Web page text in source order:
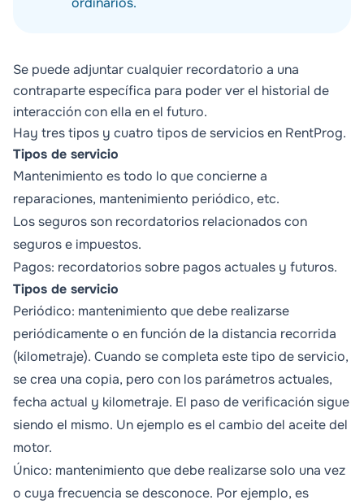
Se puede adjuntar cualquier recordatorio a una
contraparte específica para poder ver el historial de
interacción con ella en el futuro.
Hay tres tipos y cuatro tipos de servicios en RentProg.
Tipos de servicio
Mantenimiento es todo lo que concierne a
reparaciones, mantenimiento periódico, etc.
Los seguros son recordatorios relacionados con
seguros e impuestos.
Pagos: recordatorios sobre pagos actuales y futuros.
Tipos de servicio
Periódico: mantenimiento que debe realizarse
periódicamente o en función de la distancia recorrida
(kilometraje). Cuando se completa este tipo de servicio,
se crea una copia, pero con los parámetros actuales,
fecha actual y kilometraje. El paso de verificación sigue
siendo el mismo. Un ejemplo es el cambio del aceite del
motor.
Único: mantenimiento que debe realizarse solo una vez
o cuya frecuencia se desconoce. Por ejemplo, es